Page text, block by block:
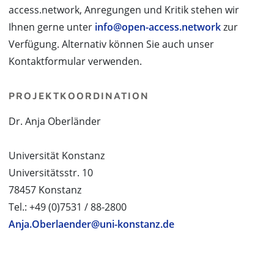
access.network, Anregungen und Kritik stehen wir
Ihnen gerne unter info@open-access.networkzur
Verfügung. Alternativ können Sie auch unser
Kontaktformular verwenden.
PROJEKTKOORDINATION
Dr. Anja Oberländer
Universität Konstanz
Universitätsstr. 10
78457 Konstanz
Tel.: +49 (0)7531 / 88-2800
Anja.Oberlaender@uni-konstanz.de